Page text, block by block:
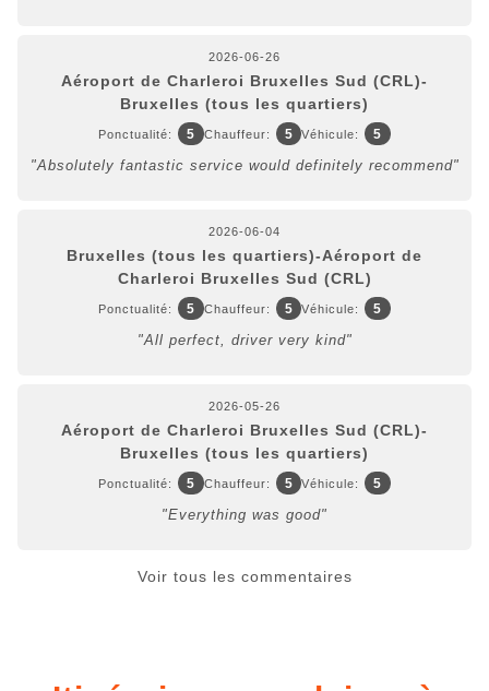
2026-06-26
Aéroport de Charleroi Bruxelles Sud (CRL)-
Bruxelles (tous les quartiers)
Ponctualité: 5 Chauffeur: 5 Véhicule: 5
"Absolutely fantastic service would definitely recommend"
2026-06-04
Bruxelles (tous les quartiers)-Aéroport de
Charleroi Bruxelles Sud (CRL)
Ponctualité: 5 Chauffeur: 5 Véhicule: 5
"All perfect, driver very kind"
2026-05-26
Aéroport de Charleroi Bruxelles Sud (CRL)-
Bruxelles (tous les quartiers)
Ponctualité: 5 Chauffeur: 5 Véhicule: 5
"Everything was good"
Voir tous les commentaires